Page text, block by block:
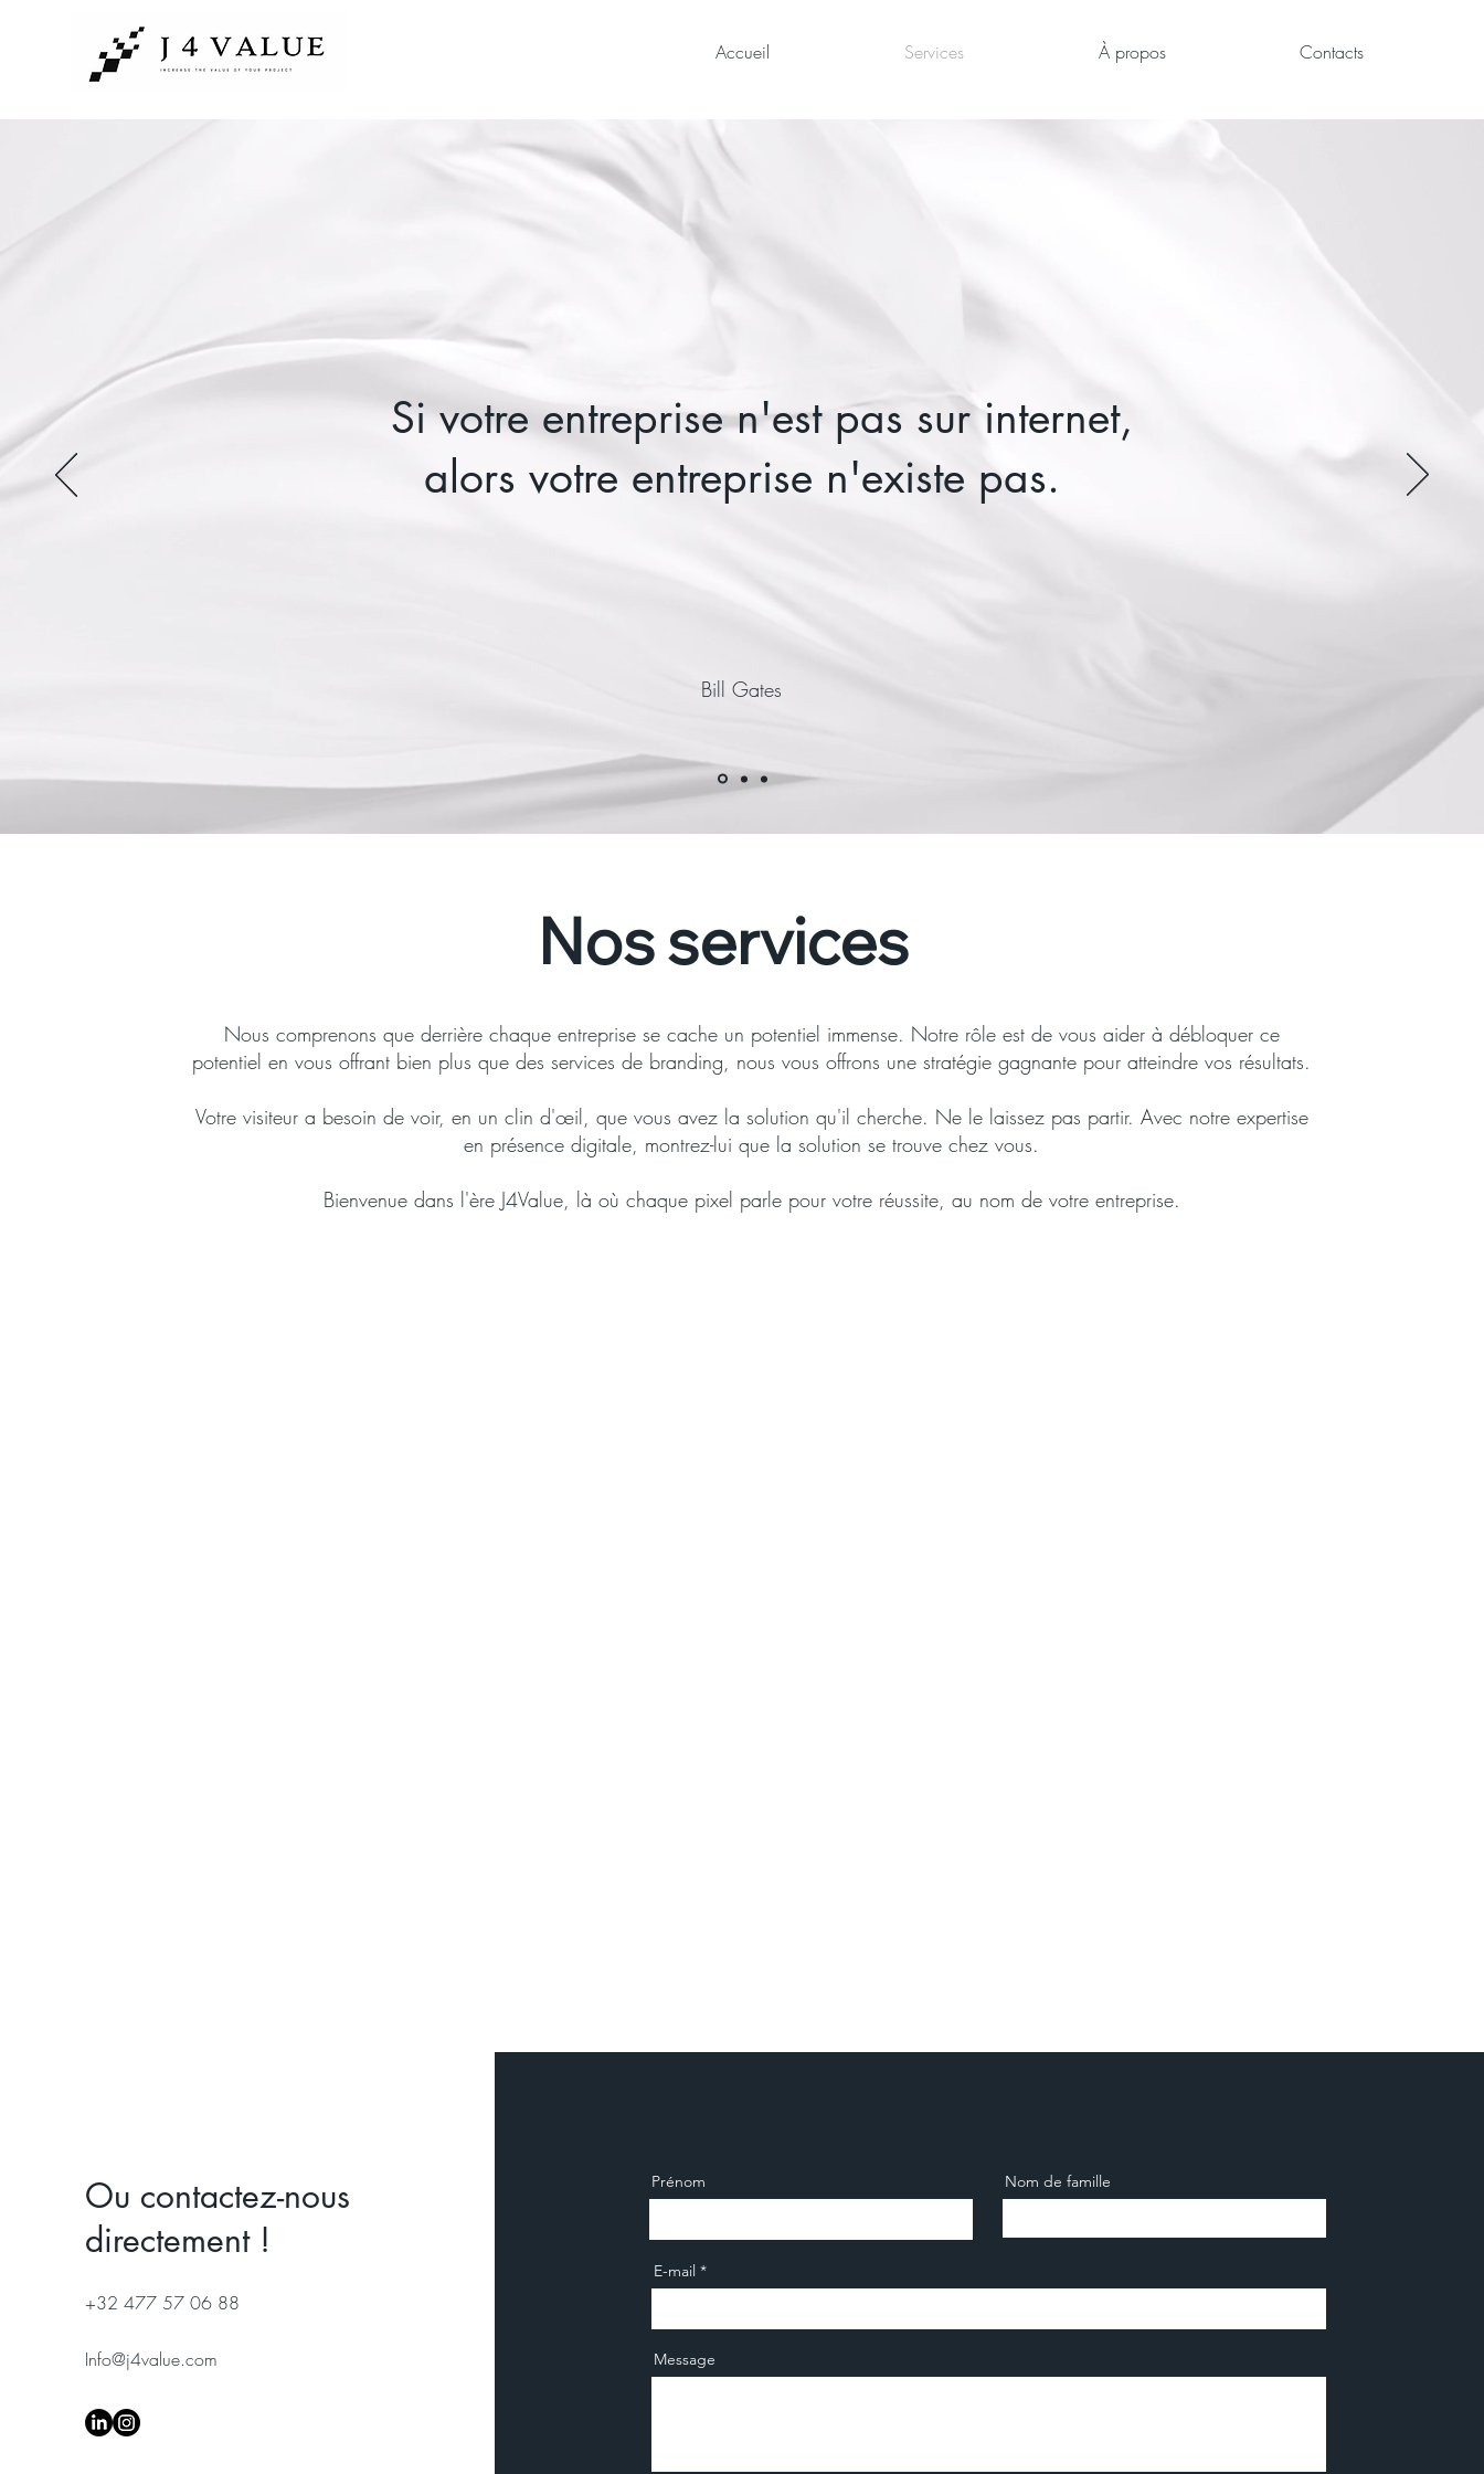
Accueil Services À propos Contacts
Si votre entreprise n'est pas sur internet,
alors votre entreprise n'existe pas.
Bill Gates
Nos services
Nous comprenons que derrière chaque entreprise se cache un potentiel immense. Notre rôle est de vous aider à débloquer ce
potentiel en vous offrant bien plus que des services de branding, nous vous offrons une stratégie gagnante pour atteindre vos résultats.
Votre visiteur a besoin de voir, en un clin d'œil, que vous avez la solution qu'il cherche. Ne le laissez pas partir. Avec notre expertise
en présence digitale, montrez-lui que la solution se trouve chez vous.
Bienvenue dans l'ère J4Value, là où chaque pixel parle pour votre réussite, au nom de votre entreprise.
Ou contactez-nous
directement !
+32 477 57 06 88
Info@j4value.com
Prénom Nom de famille
E-mail
Message